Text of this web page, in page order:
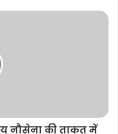
नौसेना की ताकत में